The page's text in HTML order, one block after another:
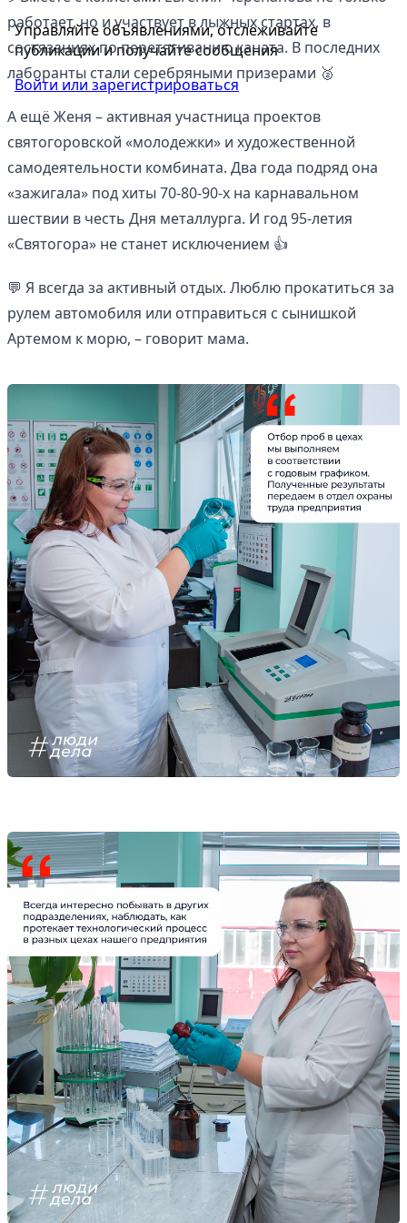
Управляйте объявлениями, отслеживайте
публикации и получайте сообщения
Войти или зарегистрироваться
работает, но и участвует в лыжных стартах, в
состязаниях по перетягиванию каната. В последних
лаборанты стали серебряными призерами 🥈
А ещё Женя – активная участница проектов
святогоровской «молодежки» и художественной
самодеятельности комбината. Два года подряд она
«зажигала» под хиты 70-80-90-х на карнавальном
шествии в честь Дня металлурга. И год 95-летия
«Святогора» не станет исключением 👍
💬 Я всегда за активный отдых. Люблю прокатиться за
рулем автомобиля или отправиться с сынишкой
Артемом к морю, – говорит мама.